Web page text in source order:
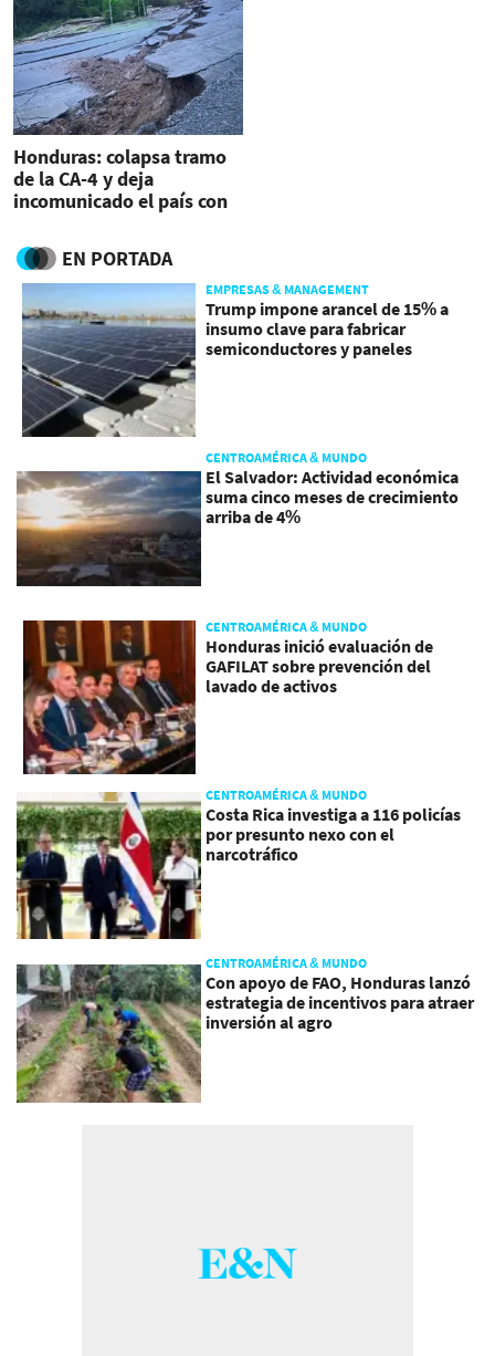
Honduras: colapsa tramo
de la CA-4 y deja
incomunicado el país con
EN PORTADA
EMPRESAS & MANAGEMENT
Trump impone arancel de 15% a
insumo clave para fabricar
semiconductores y paneles
CENTROAMÉRICA & MUNDO
El Salvador: Actividad económica
suma cinco meses de crecimiento
arriba de 4%
CENTROAMÉRICA & MUNDO
Honduras inició evaluación de
GAFILAT sobre prevención del
lavado de activos
CENTROAMÉRICA & MUNDO
Costa Rica investiga a 116 policías
por presunto nexo con el
narcotráfico
CENTROAMÉRICA & MUNDO
Con apoyo de FAO, Honduras lanzó
estrategia de incentivos para atraer
inversión al agro